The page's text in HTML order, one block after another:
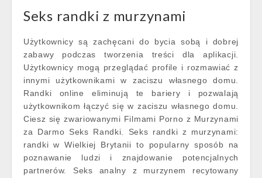
Seks randki z murzynami
Użytkownicy są zachęcani do bycia sobą i dobrej
zabawy podczas tworzenia treści dla aplikacji.
Użytkownicy mogą przeglądać profile i rozmawiać z
innymi użytkownikami w zaciszu własnego domu.
Randki online eliminują te bariery i pozwalają
użytkownikom łączyć się w zaciszu własnego domu.
Ciesz się zwariowanymi Filmami Porno z Murzynami
za Darmo Seks Randki. Seks randki z murzynami:
randki w Wielkiej Brytanii to popularny sposób na
poznawanie ludzi i znajdowanie potencjalnych
partnerów. Seks analny z murzynem recytowany